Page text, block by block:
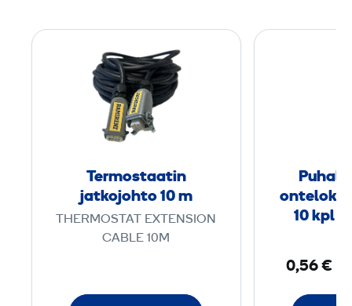
e
r
m
o
a
t
j
Termostaatin
jatkojohto 10 m
THERMOSTAT EXTENSION
CABLE 10M
10 kpl
0,56 €